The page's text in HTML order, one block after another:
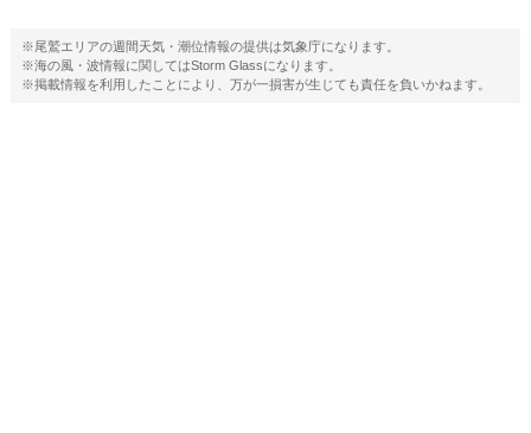
※尾鷲エリアの週間天気・潮位情報の提供は気象庁になります。
※海の風・波情報に関してはStorm Glassになります。
※掲載情報を利用したことにより、万が一損害が生じても責任を負いかねます。